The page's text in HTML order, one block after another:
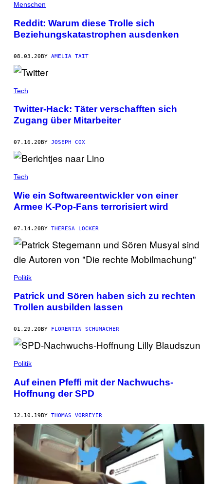
Menschen
Reddit: Warum diese Trolle sich
Beziehungskatastrophen ausdenken
08.03.20BY AMELIA TAIT
Tech
Twitter-Hack: Täter verschafften sich
Zugang über Mitarbeiter
07.16.20 BY JOSEPH COX
Tech
Wie ein Softwareentwickler von einer
Armee K-Pop-Fans terrorisiert wird
07.14.20BY THERESA LOCKER
Politik
Patrick und Sören haben sich zu rechten
Trollen ausbilden lassen
01.29.20 BY FLORENTIN SCHUMACHER
Politik
Auf einen Pfeffi mit der Nachwuchs-
Hoffnung der SPD
12.10.19BY THOMAS VORREYER